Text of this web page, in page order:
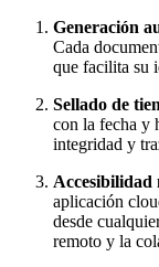
Generación
Cada
que facilita su
Sellado de
con la fecha y
integridad y
aplicación
desde
remoto y la